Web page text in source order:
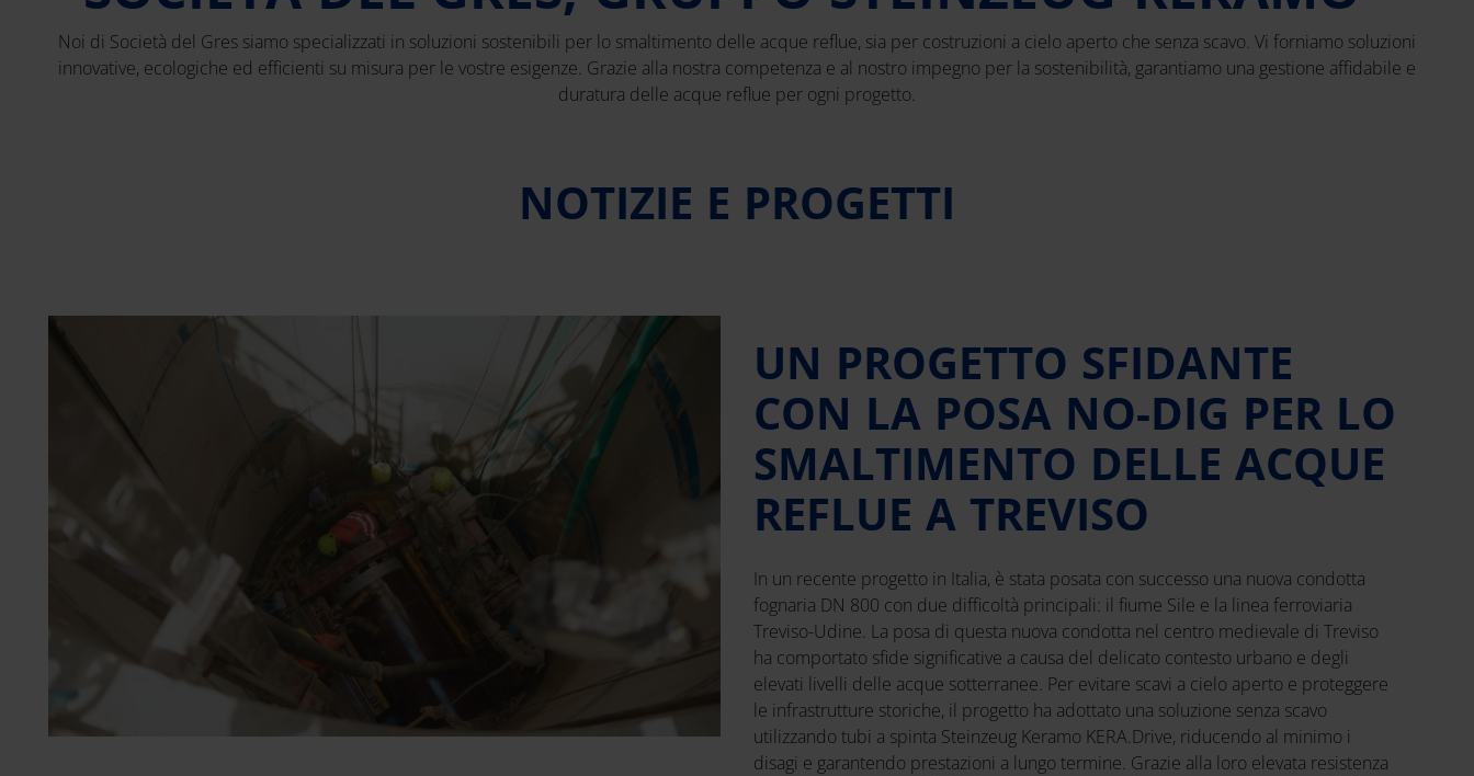
Noi di Società del Gres siamo specializzati in soluzioni sostenibili per lo smaltimento delle acque reflue, sia per costruzioni a cielo aperto che senza scavo. Vi forniamo soluzioni
innovative, ecologiche ed efficienti su misura per le vostre esigenze. Grazie alla nostra competenza e al nostro impegno per la sostenibilità, garantiamo una gestione affidabile e
duratura delle acque reflue per ogni progetto.
NOTIZIE E PROGETTI
UN PROGETTO SFIDANTE
CON LA POSA NO-DIG PER LO
SMALTIMENTO DELLE ACQUE
REFLUE A TREVISO
In un recente progetto in Italia, è stata posata con successo una nuova condotta
fognaria DN 800 con due difficoltà principali: il fiume Sile e la linea ferroviaria
Treviso-Udine. La posa di questa nuova condotta nel centro medievale di Treviso
ha comportato sfide significative a causa del delicato contesto urbano e degli
elevati livelli delle acque sotterranee. Per evitare scavi a cielo aperto e proteggere
le infrastrutture storiche, il progetto ha adottato una soluzione senza scavo
utilizzando tubi a spinta Steinzeug Keramo KERA.Drive, riducendo al minimo i
disagi e garantendo prestazioni a lungo termine. Grazie alla loro elevata resistenza